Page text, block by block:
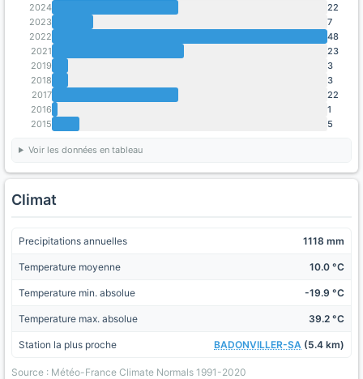
2024
22
2023
7
2022
48
2021
23
2019
3
2018
3
2017
22
2016
1
2015
5
Voir les données en tableau
Climat
Precipitations annuelles 1118 mm
Temperature moyenne 10.0 °C
Temperature min. absolue -19.9 °C
Temperature max. absolue 39.2 °C
Station la plus proche BADONVILLER-SA (5.4 km)
Source : Météo-France Climate Normals 1991-2020